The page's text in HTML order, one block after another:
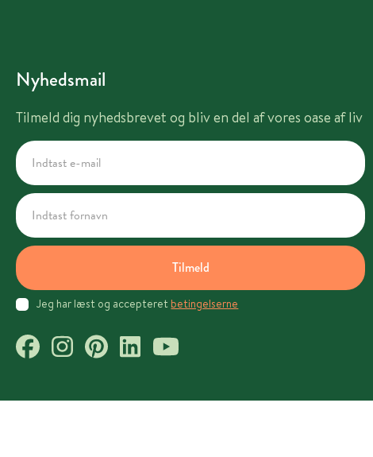
Nyhedsmail
Tilmeld dig nyhedsbrevet og bliv en del af vores oase af liv
Tilmeld
Jeg har læst og accepteret betingelserne